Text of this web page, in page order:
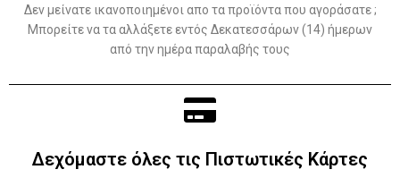
Δεν μείνατε ικανοποιημένοι απο τα προϊόντα που αγοράσατε ;
Μπορείτε να τα αλλάξετε εντός Δεκατεσσάρων (14) ήμερων
από την ημέρα παραλαβής τους
Δεχόμαστε όλες τις Πιστωτικές Κάρτες